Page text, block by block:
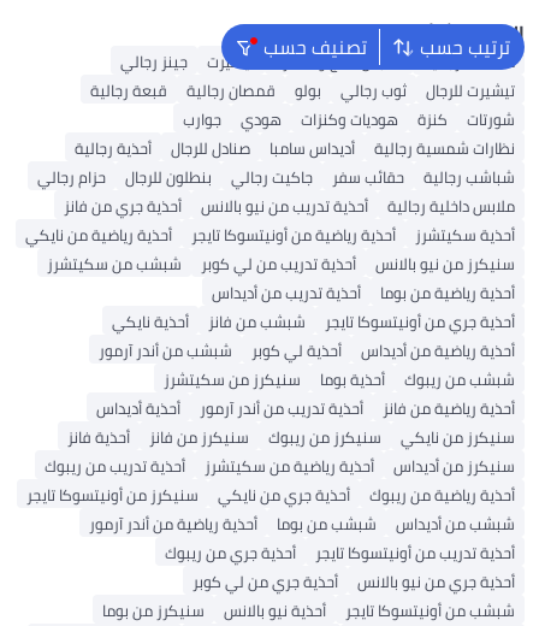
ترتيب حسب تصنيف حسب البحث الشائع
محفظة رجالية ملابس الحج والعمرة تيشيرت
جينز رجالي
تيشيرت للرجال
ثوب رجالي بولو قمصان رجالية
قبعة رجالية
شورتات
كنزة هوديات وكنزات هودي
جوارب
نظارات شمسية رجالية
أديداس سامبا صنادل للرجال
أحذية رجالية
شباشب رجالية
حقائب سفر جاكيت رجالي بنطلون للرجال
حزام رجالي
ملابس داخلية رجالية
أحذية تدريب من نيو بالانس
أحذية جري من فانز
أحذية سكيتشرز
أحذية رياضية من أونيتسوكا تايجر
أحذية رياضية من نايكي
سنيكرز من نيو بالانس
أحذية تدريب من لي كوبر
شبشب من سكيتشرز
أحذية رياضية من بوما
أحذية تدريب من أديداس
أحذية جري من أونيتسوكا تايجر
شبشب من فانز
أحذية نايكي
أحذية رياضية من أديداس
أحذية لي كوبر
شبشب من أندر آرمور
شبشب من ريبوك
أحذية بوما
سنيكرز من سكيتشرز
أحذية رياضية من فانز
أحذية تدريب من أندر آرمور
أحذية أديداس
سنيكرز من نايكي
سنيكرز من ريبوك سنيكرز من فانز
أحذية فانز
سنيكرز من أديداس
أحذية رياضية من سكيتشرز
أحذية تدريب من ريبوك
أحذية رياضية من ريبوك
أحذية جري من نايكي
سنيكرز من أونيتسوكا تايجر
شبشب من أديداس
شبشب من بوما
أحذية رياضية من أندر آرمور
أحذية تدريب من أونيتسوكا تايجر
أحذية جري من ريبوك
أحذية جري من نيو بالانس
أحذية جري من لي كوبر
شبشب من أونيتسوكا تايجر
أحذية نيو بالانس
سنيكرز من بوما